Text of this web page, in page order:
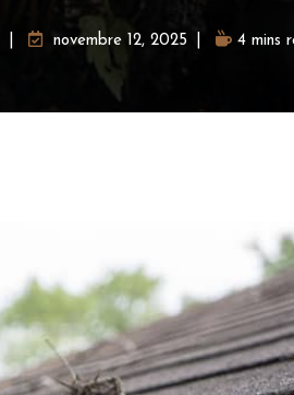
novembre 12, 2025 4 mins